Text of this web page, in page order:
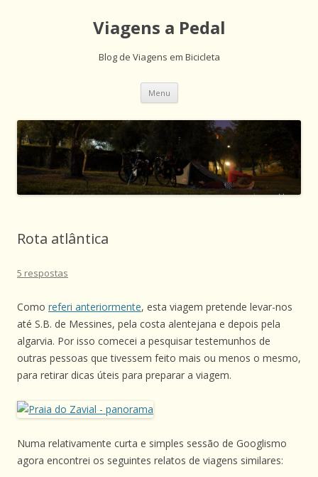
Viagens a Pedal
Blog de Viagens em Bicicleta
Menu Saltar
o
conteúdo
Rota atlântica
5 respostas
Como referi anteriormente, esta viagem pretende levar-nos
até S.B. de Messines, pela costa alentejana e depois pela
algarvia. Por isso comecei a pesquisar testemunhos de
outras pessoas que tivessem feito mais ou menos o mesmo,
para retirar dicas úteis para preparar a viagem.
Numa relativamente curta e simples sessão de Googlismo
agora encontrei os seguintes relatos de viagens similares: